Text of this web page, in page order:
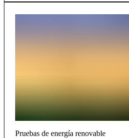
Pruebas de energía renovable